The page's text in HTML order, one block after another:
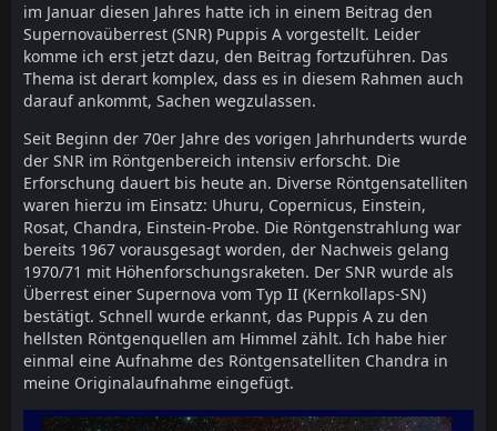
im Januar diesen Jahres hatte ich in einem Beitrag den
Supernovaüberrest (SNR) Puppis A vorgestellt. Leider
komme ich erst jetzt dazu, den Beitrag fortzuführen. Das
Thema ist derart komplex, dass es in diesem Rahmen auch
darauf ankommt, Sachen wegzulassen.
Seit Beginn der 70er Jahre des vorigen Jahrhunderts wurde
der SNR im Röntgenbereich intensiv erforscht. Die
Erforschung dauert bis heute an. Diverse Röntgensatelliten
waren hierzu im Einsatz: Uhuru, Copernicus, Einstein,
Rosat, Chandra, Einstein-Probe. Die Röntgenstrahlung war
bereits 1967 vorausgesagt worden, der Nachweis gelang
1970/71 mit Höhenforschungsraketen. Der SNR wurde als
Überrest einer Supernova vom Typ II (Kernkollaps-SN)
bestätigt. Schnell wurde erkannt, das Puppis A zu den
hellsten Röntgenquellen am Himmel zählt. Ich habe hier
einmal eine Aufnahme des Röntgensatelliten Chandra in
meine Originalaufnahme eingefügt.